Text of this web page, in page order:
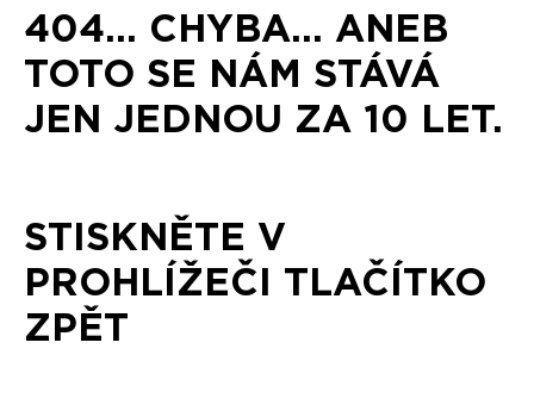
404... CHYBA... ANEB
TOTO SE NÁM STÁVÁ
JEN JEDNOU ZA 10 LET.
STISKNĚTE V
PROHLÍŽEČI TLAČÍTKO
ZPĚT